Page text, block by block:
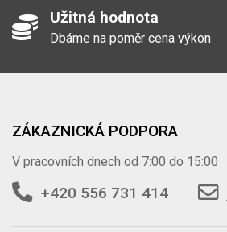
Užitná hodnota
Dbáme na poměr cena výkon
ZÁKAZNICKÁ PODPORA
V pracovních dnech od 7:00 do 15:00
+420 556 731 414